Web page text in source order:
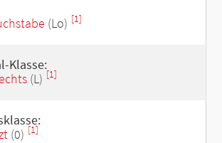
(Lo) [1]
Klasse:
(L) [1]
(0) [1]